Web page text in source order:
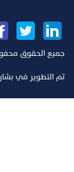
جميع الحقوق
تم التطوير في